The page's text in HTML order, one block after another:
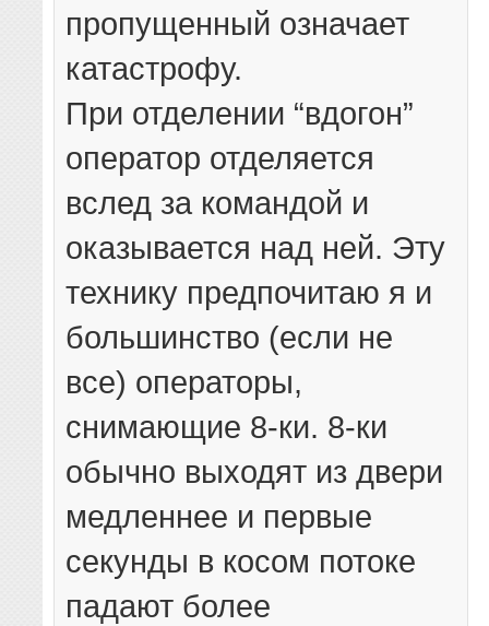
пропущенный означает
катастрофу.
При отделении “вдогон”
оператор отделяется
вслед за командой и
оказывается над ней. Эту
технику предпочитаю я и
большинство (если не
все) операторы,
снимающие 8-ки. 8-ки
обычно выходят из двери
медленнее и первые
секунды в косом потоке
падают более